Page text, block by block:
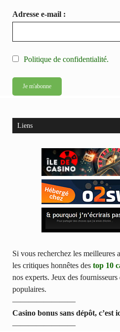
Adresse e-mail :
Politique de confidentialité.
Liens
Si vous recherchez les meilleures
les critiques honnêtes des top 10
nos experts. Jeux des
populaires.
————————
Casino bonus sans dépôt, c’est
————————